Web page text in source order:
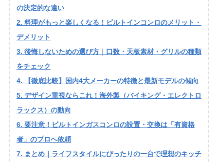
の決定的な違い
料理がもっと楽しくなる！ビルトインコンロのメリット・
デメリット
後悔しないための選び方｜口数・天板素材・グリルの種類
をチェック
【徹底比較】国内4大メーカーの特徴と最新モデルの傾向
デザイン重視ならこれ！海外製（バイキング・エレクトロ
ラックス）の動向
要注意！ビルトインガスコンロの設置・交換は「有資格
者」のプロへ依頼
まとめ｜ライフスタイルにぴったりの一台で理想のキッチ